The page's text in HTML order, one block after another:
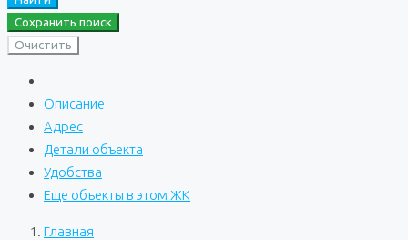
Сохранить поиск
Очистить
Описание
Адрес
Детали объекта
Удобства
Еще объекты в этом ЖК
Главная